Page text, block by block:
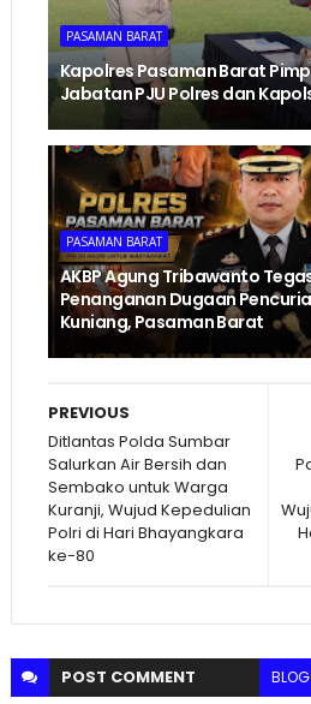
PASAMAN BARAT
Kapolres Pasaman Barat
Jabatan PJU Polres dan
PASAMAN BARAT
AKBP Agung Tribawanto
Penanganan Dugaan
Kuniang, Pasaman Barat
PREVIOUS
Ditlantas Polda Sumbar
Salurkan Air Bersih dan
Sembako untuk Warga
Kuranji, Wujud Kepedulian
Polri di Hari Bhayangkara
ke-80
POST COMMENT